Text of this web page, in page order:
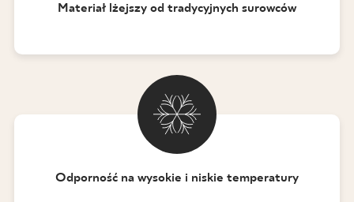
Materiał lżejszy od tradycyjnych surowców
Odporność na wysokie i niskie temperatury